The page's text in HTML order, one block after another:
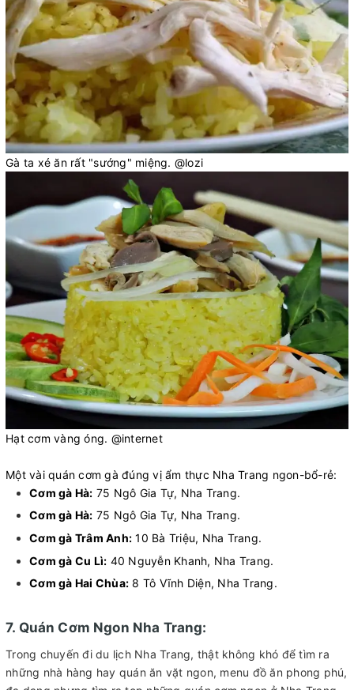
Gà ta xé ăn rất "sướng" miệng. @lozi
Hạt cơm vàng óng. @internet
Một vài quán cơm gà đúng vị ẩm thực Nha Trang ngon-bổ-rẻ:
Cơm gà Hà: 75 Ngô Gia Tự, Nha Trang.
Cơm gà Hà: 75 Ngô Gia Tự, Nha Trang.
Cơm gà Trâm Anh: 10 Bà Triệu, Nha Trang.
Cơm gà Cu Lì: 40 Nguyễn Khanh, Nha Trang.
Cơm gà Hai Chùa: 8 Tô Vĩnh Diện, Nha Trang.
7. Quán Cơm Ngon Nha Trang:
Trong chuyến đi du lịch Nha Trang, thật không khó để tìm ra
những nhà hàng hay quán ăn vặt ngon, menu đồ ăn phong phú,